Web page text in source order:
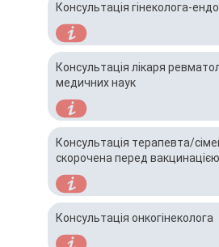
Консультація гінеколога-
Консультація лікаря
медичних наук
Консультація терапевта/
скорочена перед вакцинацією
Консультація онкогінеколога